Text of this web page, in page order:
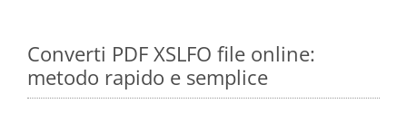
Converti PDF XSLFO file online:
metodo rapido e semplice